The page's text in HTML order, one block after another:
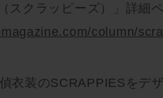
クラッピーズ）」詳細ペ
column/
衣装のSCRAPPIESをデ